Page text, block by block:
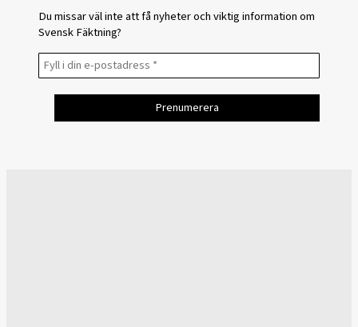
Du missar väl inte att få nyheter och viktig information om
Svensk Fäktning?